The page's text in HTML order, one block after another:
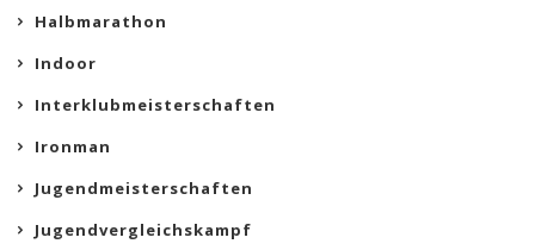
Halbmarathon
Indoor
Interklubmeisterschaften
Ironman
Jugendmeisterschaften
Jugendvergleichskampf